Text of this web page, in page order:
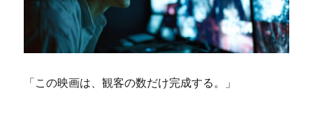
「この映画は、観客の数だけ完成する。」